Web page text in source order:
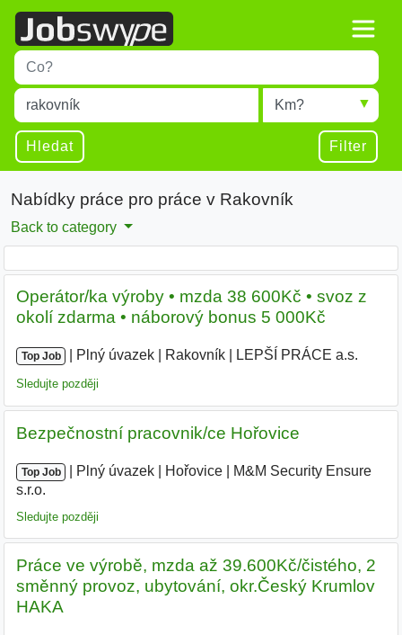
Title
Type 1 or more characters for results.
Místo
Type 1 or more characters for results.
Radius
Hledat Filter
Nabídky práce pro práce v Rakovník
Back to category
Operátor/ka výroby • mzda 38 600Kč • svoz z
okolí zdarma • náborový bonus 5 000Kč
Top Job Plný úvazek Rakovník LEPŠÍ PRÁCE a.s.
Sledujte později
Bezpečnostní pracovnik/ce Hořovice
Top Job Plný úvazek Hořovice
M&M Security Ensure
s.r.o.
Sledujte později
Práce ve výrobě, mzda až 39.600Kč/čistého, 2
směnný provoz, ubytování, okr.Český Krumlov
HAKA